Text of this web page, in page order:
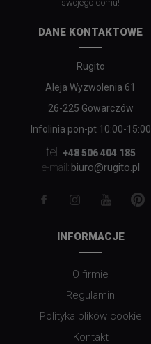
swojego domu!
DANE KONTAKTOWE
Rugito
Aleja Wyzwolenia 61
26-225 Gowarczów
Infolinia pon-pt 10:00-15:00
tel. +48 506 404 185
e-mail: biuro@rugito.pl
INFORMACJE
O firmie
Regulamin
Polityka plików cookie
Kontakt